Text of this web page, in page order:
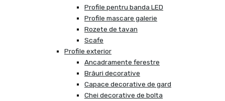
Profile pentru banda LED
Profile mascare galerie
Rozete de tavan
Scafe
Profile exterior
Ancadramente ferestre
Brâuri decorative
Capace decorative de gard
Chei decorative de bolta